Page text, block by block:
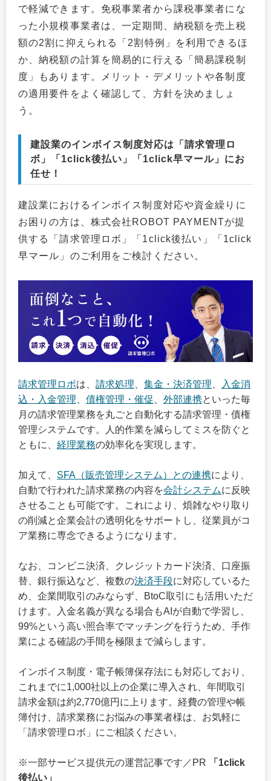
で軽減できます。免税事業者から課税事業者にな
った小規模事業者は、一定期間、納税額を売上税
額の2割に抑えられる「2割特例」を利用できるほ
か、納税額の計算を簡易的に行える「簡易課税制
度」もあります。メリット・デメリットや各制度
の適用要件をよく確認して、方針を決めましょ
う。
建設業のインボイス制度対応は「請求管理ロ
ボ」「1click後払い」「1click早マール」にお
任せ！
建設業におけるインボイス制度対応や資金繰りに
お困りの方は、株式会社ROBOT PAYMENTが提
供する「請求管理ロボ」「1click後払い」「1click
早マール」のご利用をご検討ください。
請求管理ロボは、 請求処理 集金・決済管理
入金消
込・入金管理
債権管理・催促 外部連携といった毎
月の請求管理業務を丸ごと自動化する請求管理・債権
管理システムです。人的作業を減らしてミスを防ぐと
ともに、 経理業務の効率化を実現します。
加えて、 SFA（販売管理システム）との連携により、
自動で行われた請求業務の内容を会計システムに反映
させることも可能です。これにより、煩雑なやり取り
の削減と企業会計の透明化をサポートし、従業員がコ
ア業務に専念できるようになります。
なお、コンビニ決済、クレジットカード決済、口座振
替、銀行振込など、複数の決済手段に対応しているた
め、企業間取引のみならず、BtoC取引にも活用いただ
けます。入金名義が異なる場合もAIが自動で学習し、
99%という高い照合率でマッチングを行うため、手作
業による確認の手間を極限まで減らします。
インボイス制度・電子帳簿保存法にも対応しており、
これまでに1,000社以上の企業に導入され、年間取引
請求金額は約2,770億円に上ります。経費の管理や帳
簿付け、請求業務にお悩みの事業者様は、お気軽に
「請求管理ロボ」にご相談ください。
※一部サービス提供元の運営記事です／PR
「1click
後払い」